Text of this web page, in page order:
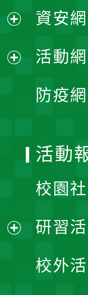
單
選
單
開
選
開
資安
活動
防疫
活動
校園
研習
校外